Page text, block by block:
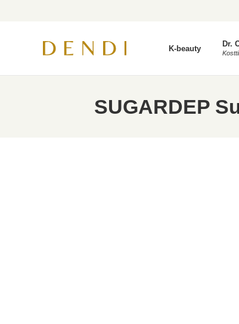
K-beauty Dr.
SUGARDEP